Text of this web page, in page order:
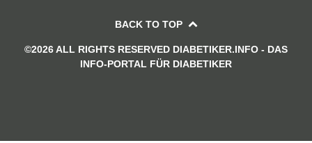
BACK TO TOP
©2026 ALL RIGHTS RESERVED DIABETIKER.INFO - DAS
INFO-PORTAL FÜR DIABETIKER